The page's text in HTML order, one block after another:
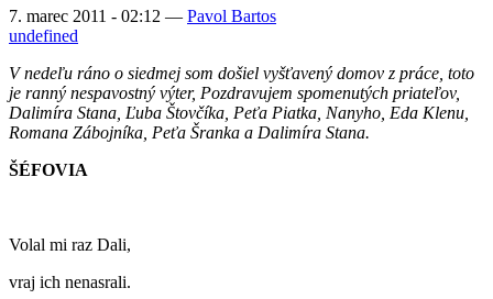
7. marec 2011 - 02:12 — Pavol Bartos
undefined
V nedeľu ráno o siedmej som došiel vyšťavený domov z práce, toto
je ranný nespavostný výter, Pozdravujem spomenutých priateľov,
Dalimíra Stana, Ľuba Štovčíka, Peťa Piatka, Nanyho, Eda Klenu,
Romana Zábojníka, Peťa Šranka a Dalimíra Stana.
ŠÉFOVIA
Volal mi raz Dali,
vraj ich nenasrali.